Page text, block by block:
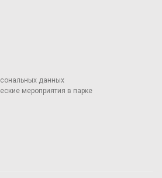
данных
мероприятия в парке